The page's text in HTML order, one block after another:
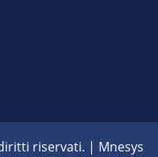
riservati. | Mnesys